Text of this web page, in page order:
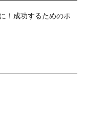
！成功するためのポ